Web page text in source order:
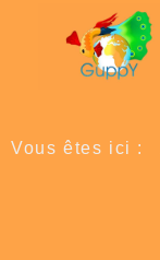
Vous êtes ici :